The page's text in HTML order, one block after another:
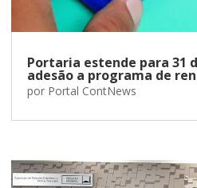
Portaria estende para 31
adesão a programa de
por Portal ContNews